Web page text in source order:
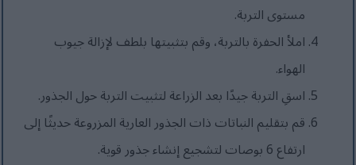
مستوى التربة.
املأ الحفرة بالتربة، وقم بتثبيتها بلطف لإزالة جيوب
الهواء.
اسقِ التربة جيدًا بعد الزراعة لتثبيت التربة حول الجذور.
قم بتقليم النباتات ذات الجذور العارية المزروعة حديثًا إلى
ارتفاع 6 بوصات لتشجيع إنشاء جذور قوية.